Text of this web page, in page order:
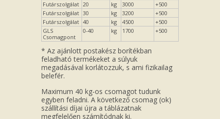
Futárszolgálat 20 kg 3000
+500
Futárszolgálat 30 kg 3200
+500
Futárszolgálat 40 kg 4500
+500
GLS
Csomagpont
0-40 kg 1700 +500
* Az ajánlott postakész borítékban
feladható termékeket a súlyuk
megadásával korlátozzuk, s ami fizikailag
belefér.
Maximum 40 kg-os csomagot tudunk
egyben feladni. A következő csomag (ok)
szállítási díjai újra a táblázatnak
megfelelően számítódnak ki.